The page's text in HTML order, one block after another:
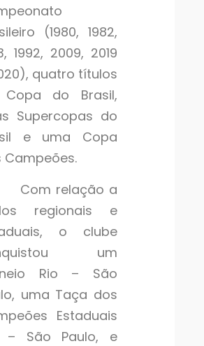
(1980, 1982,
1992, 2009, 2019
quatro títulos
do Brasil,
Supercopas do
e uma Copa
Campeões.
relação a
regionais e
o clube
um
Rio – São
uma Taça dos
Estaduais
– São Paulo, e